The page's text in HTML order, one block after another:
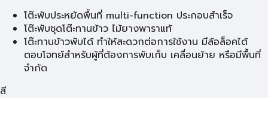
โต๊ะพับประหยัดพื้นที่ multi-function ประกอบสำเร็จ
โต๊ะพับชุดโต๊ะทานข้าว ไม้ยางพาราแท้
โต๊ะทานข้าวพับได้ ทำให้สะดวกต่อการใช้งาน มีล้อล็อคได้
ตอบโจทย์สำหรับผู้ที่ต้องการพับเก็บ เคลื่อนย้าย หรือมีพื้นที่
จำกัด
สี